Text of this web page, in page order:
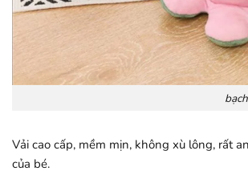
bạch
Vải cao cấp, mềm mịn, không xù lông, rất
của bé.